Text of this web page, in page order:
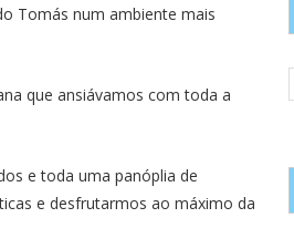
Tomás num ambiente mais
que ansiávamos com toda a
e toda uma panóplia de
e desfrutarmos ao máximo da